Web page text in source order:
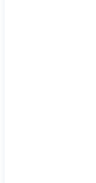
Покупайте и
Найдите
Для
Онлайн
Для
Для